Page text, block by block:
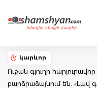
կարևոր
Ուջան գյուղի
բարձրաձայնում են. «Լավ